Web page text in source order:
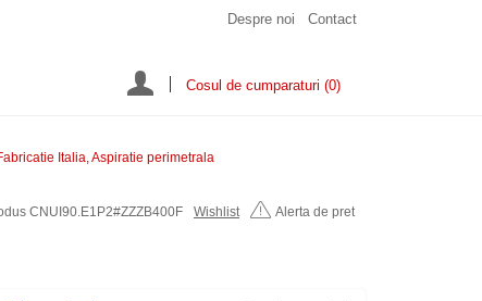
Despre noi Contact
Cosul de cumparaturi (0)
Italia, Aspiratie perimetrala
CNUI90.E1P2#ZZZB400F Wishlist Alerta de pret